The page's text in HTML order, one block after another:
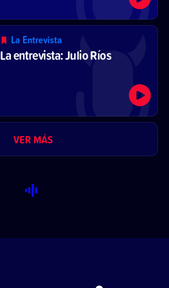
La Entrevista
La entrevista: Julio Ríos
VER MÁS